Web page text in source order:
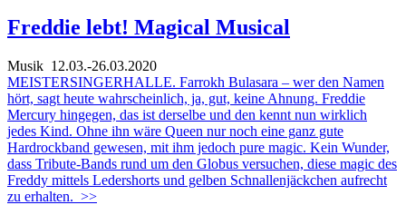
Freddie lebt! Magical Musical
Musik 12.03.-26.03.2020
MEISTERSINGERHALLE. Farrokh Bulasara – wer den Namen
hört, sagt heute wahrscheinlich, ja, gut, keine Ahnung. Freddie
Mercury hingegen, das ist derselbe und den kennt nun wirklich
jedes Kind. Ohne ihn wäre Queen nur noch eine ganz gute
Hardrockband gewesen, mit ihm jedoch pure magic. Kein Wunder,
dass Tribute-Bands rund um den Globus versuchen, diese magic des
Freddy mittels Ledershorts und gelben Schnallenjäckchen aufrecht
zu erhalten. >>